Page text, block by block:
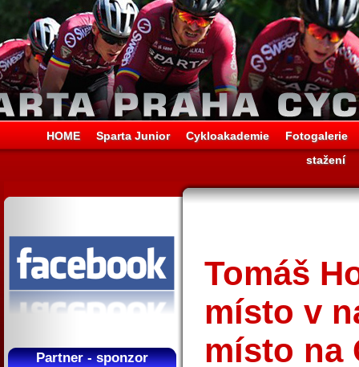
HOME Sparta Junior Cykloakademie
Fotogalerie
stažení
Partner - sponzor
Tomáš
místo v
místo na